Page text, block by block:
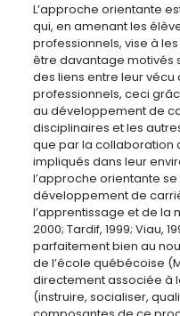
L’approche orientante
qui, en amenant les
professionnels, vise à
être davantage motivés
des liens entre leur vécu
professionnels, ceci
au développement de
disciplinaires et les
que par la collaboration
impliqués dans leur
l’approche orientante
développement de
l’apprentissage et de la
2000; Tardif, 1999; Viau,
parfaitement bien au
de l’école québécoise
directement associée à
(instruire, socialiser,